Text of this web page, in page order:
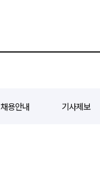
채용안내 기사제보